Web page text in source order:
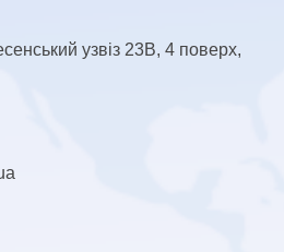
узвіз 23В, 4 поверх,